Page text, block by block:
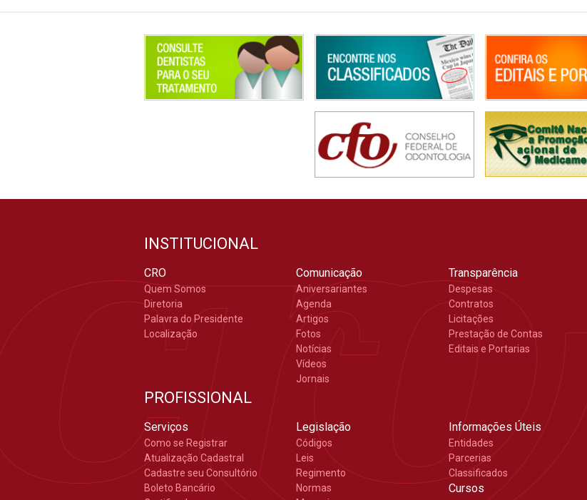
INSTITUCIONAL
CRO
Quem Somos
Diretoria
Palavra do Presidente
Localização
Comunicação
Aniversariantes
Agenda
Artigos
Fotos
Notícias
Vídeos
Jornais
Transparência
Despesas
Contratos
Licitações
Prestação de Contas
Editais e Portarias
PROFISSIONAL
Serviços
Como se Registrar
Atualização Cadastral
Cadastre seu Consultório
Boleto Bancário
Legislação
Códigos
Leis
Regimento
Normas
Informações Úteis
Entidades
Parcerias
Classificados
Cursos